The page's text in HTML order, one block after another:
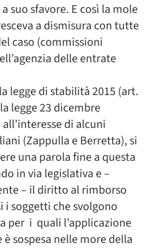
suo sfavore. E così la mole
a dismisura con tutte
caso (commissioni
delle entrate
legge di stabilità 2015 (art.
legge 23 dicembre
di alcuni
(Zappulla e Berretta), si
una parola fine a questa
in via legislativa e –
– il diritto al rimborso
i soggetti che svolgono
per i quali l’applicazione
è sospesa nelle more della